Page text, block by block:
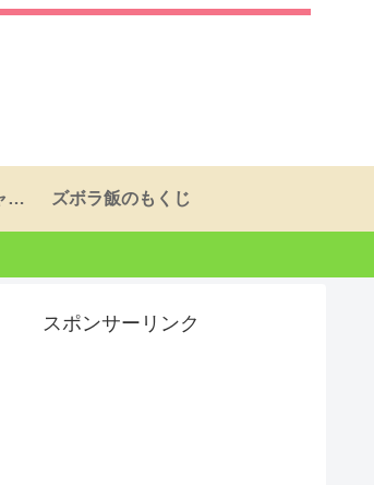
ふらふらもぐもぐギャラリーページ ズボラ飯のもくじ
スポンサーリンク